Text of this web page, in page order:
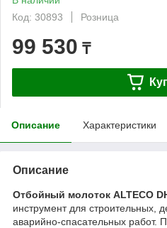
Код: 30893
Розница
99 530 ₸
Описание Характеристики
Описание
Отбойный молоток ALTECO
инструмент для строительных,
аварийно-спасательных работ.